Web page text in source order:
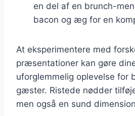
en del af en brunch-
bacon og æg for en
At eksperimentere med
præsentationer kan gøre
uforglemmelig oplevelse for
gæster. Ristede nødder
men også en sund